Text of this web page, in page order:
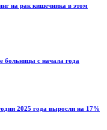
на рак кишечника в этом
больницы с начала года
2025 года выросли на 17%